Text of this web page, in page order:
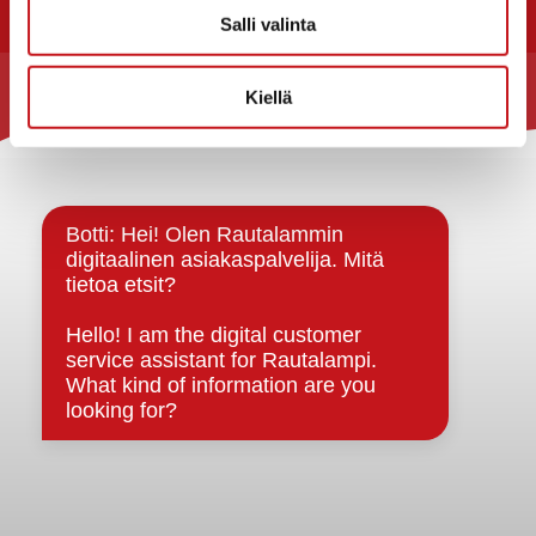
Salli valinta
Kiellä
Strategiat, ohjelmat, ohjeet, suunnitelmat, säännöt ja
sopimukset
Asiakirjajulkisuuskuvaus
Evästeet
Saavutettavuusseloste
Tietosuoja
Tietosuojaselosteet